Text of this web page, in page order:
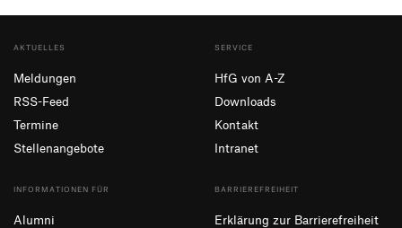
AKTUELLES
Meldungen
RSS-Feed
Termine
Stellenangebote
SERVICE
HfG von A-Z
Downloads
Kontakt
Intranet
INFORMATIONEN FÜR
Alumni
BARRIEREFREIHEIT
Erklärung zur Barrierefreiheit